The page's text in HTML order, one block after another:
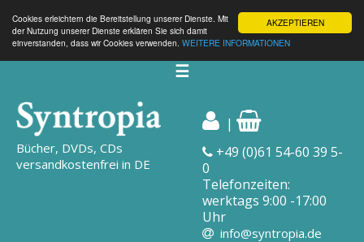
AKZEPTIEREN
Cookies erleichtern die Bereitstellung unserer Dienste. Mit
der Nutzung unserer Dienste erklären Sie sich damit
einverstanden, dass wir Cookies verwenden. WEITERE INFORMATIONEN
☰
Bücher, DVDs, CDs
versandkostenfrei in DE
|
+49 (0)61 54-60 39 5-
0
Telefonzeiten:
werktags 9:00 -17:00
Uhr
info@syntropia.de